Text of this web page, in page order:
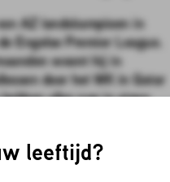
AZ landskampioen in
Engelse Premier League.
woont hij in
door het WK in Qatar
alles nog in eigen
de Costa del Sol. "Dinsdagavond
leeftijd?